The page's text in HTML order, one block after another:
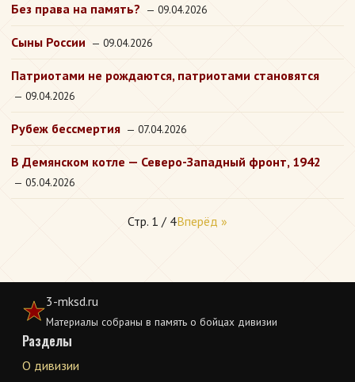
Без права на память? — 09.04.2026
Сыны России — 09.04.2026
Патриотами не рождаются, патриотами становятся
— 09.04.2026
Рубеж бессмертия — 07.04.2026
В Демянском котле — Северо-Западный фронт, 1942
— 05.04.2026
Стр. 1 / 4Вперёд »
3-mksd.ru
Материалы собраны в память о бойцах дивизии
Разделы
О дивизии